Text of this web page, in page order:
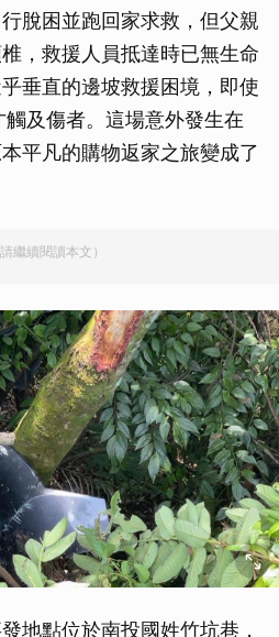
脫困並跑回家求救，但父親
，救援人員抵達時已無生命
垂直的邊坡救援困境，即使
及傷者。這場意外發生在
平凡的購物返家之旅變成了
繼續閱讀本文）
地點位於南投國姓竹坑巷，